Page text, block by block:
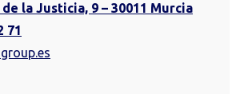
la Justicia, 9 – 30011 Murcia
71